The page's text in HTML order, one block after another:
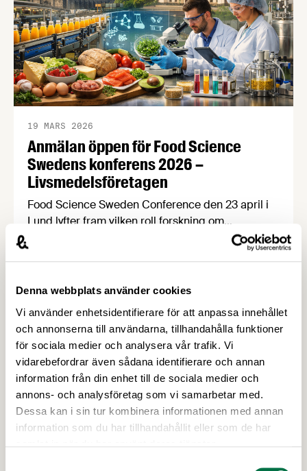
Denna webbplats använder cookies
Vi använder enhetsidentifierare för att anpassa innehållet
och annonserna till användarna, tillhandahålla funktioner
för sociala medier och analysera vår trafik. Vi
vidarebefordrar även sådana identifierare och annan
information från din enhet till de sociala medier och
annons- och analysföretag som vi samarbetar med.
Dessa kan i sin tur kombinera informationen med annan
information som du har tillhandahållit eller som de har
Anmälan öppen för Food Science
Swedens konferens 2026 –
Livsmedelsföretagen
19 MARS 2026
Food Science Sweden Conference den 23 april i
Lund lyfter fram vilken roll forskning om
processad mat spelar för att forma ett mer
hälsosamt och hållbart matsystem, i en tid då
Sista anmälningsdag 13 april! Processad mat har
alltid varit central för att kunna förse befolkningar
med säker och effektiv …